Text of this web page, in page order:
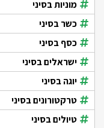
מוניות בסיני
כשר בסיני
כסף בסיני
ישראלים בסיני
יוגה בסיני
טרקטורונים בסיני
טיולים בסיני